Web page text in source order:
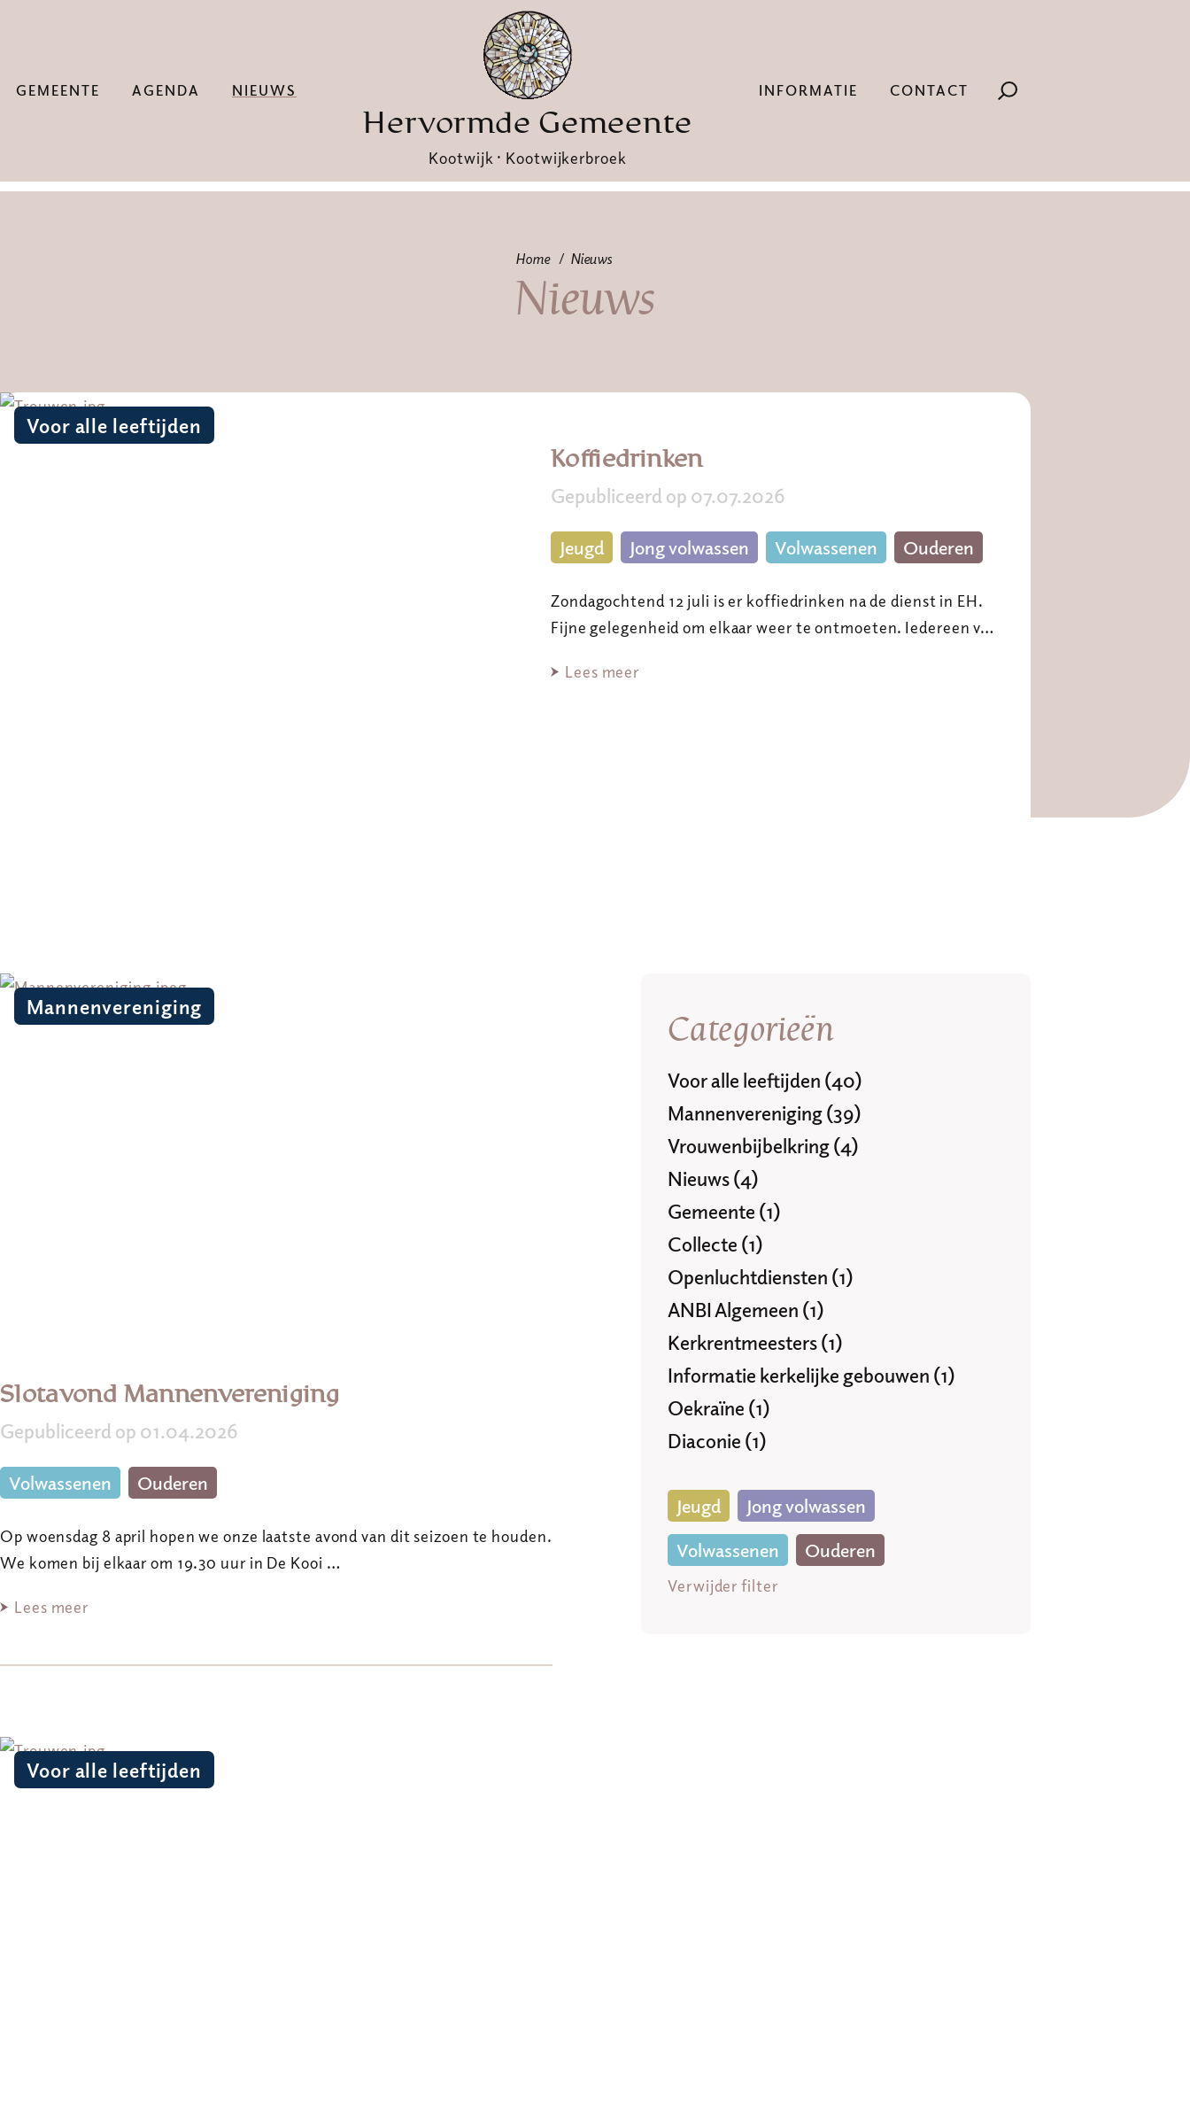
GEMEENTE AGENDA NIEUWS
Hervormde Gemeente
Kootwijk · Kootwijkerbroek
INFORMATIE CONTACT
Home Nieuws
Nieuws
Voor alle leeftijden
Koffiedrinken
Gepubliceerd op 07.07.2026
Jeugd Jong volwassen Volwassenen Ouderen
Zondagochtend 12 juli is er koffiedrinken na de dienst in EH.
Fijne gelegenheid om elkaar weer te ontmoeten. Iedereen v…
Lees meer
Mannenvereniging
Slotavond Mannenvereniging
Gepubliceerd op 01.04.2026
Volwassenen Ouderen
Op woensdag 8 april hopen we onze laatste avond van dit seizoen te houden.
We komen bij elkaar om 19.30 uur in De Kooi …
Lees meer
Voor alle leeftijden
Categorieën
Voor alle leeftijden (40)
Mannenvereniging (39)
Vrouwenbijbelkring (4)
Nieuws (4)
Gemeente (1)
Collecte (1)
Openluchtdiensten (1)
ANBI Algemeen (1)
Kerkrentmeesters (1)
Informatie kerkelijke gebouwen (1)
Oekraïne (1)
Diaconie (1)
Jeugd
Jong volwassen
Volwassenen
Ouderen
Verwijder filter